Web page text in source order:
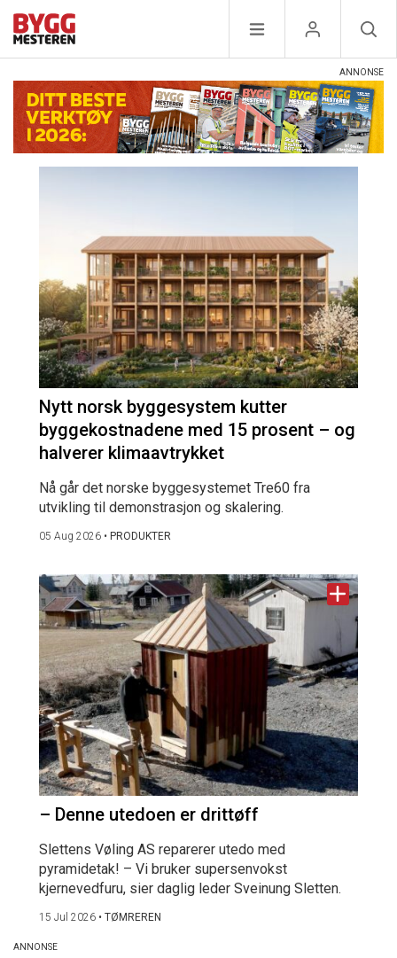
Nytt norsk byggesystem kutter
byggekostnadene med 15 prosent – og
halverer klimaavtrykket
Nå går det norske byggesystemet Tre60 fra
utvikling til demonstrasjon og skalering.
05 Aug 2026 • PRODUKTER
– Denne utedoen er drittøff
Slettens Vøling AS reparerer utedo med
pyramidetak! – Vi bruker supersenvokst
kjernevedfuru, sier daglig leder Sveinung Sletten.
15 Jul 2026 • TØMREREN